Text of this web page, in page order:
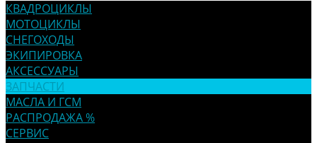
КВАДРОЦИКЛЫ
МОТОЦИКЛЫ
СНЕГОХОДЫ
ЭКИПИРОВКА
АКСЕССУАРЫ
ЗАПЧАСТИ
МАСЛА И ГСМ
РАСПРОДАЖА %
СЕРВИС